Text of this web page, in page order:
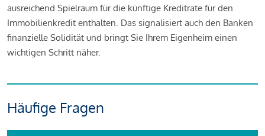
ausreichend Spielraum für die künftige Kreditrate für den
Immobilienkredit enthalten. Das signalisiert auch den Banken
finanzielle Solidität und bringt Sie Ihrem Eigenheim einen
wichtigen Schritt näher.
Häufige Fragen